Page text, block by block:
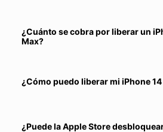
¿Cuánto se cobra por liberar un
Max?
¿Cómo puedo liberar mi iPhone
¿Puede la Apple Store